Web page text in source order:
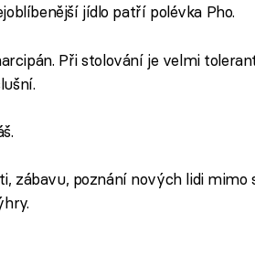
jídlo patří polévka Pho.
Při stolování je velmi
zábavu, poznání nových lidi mimo